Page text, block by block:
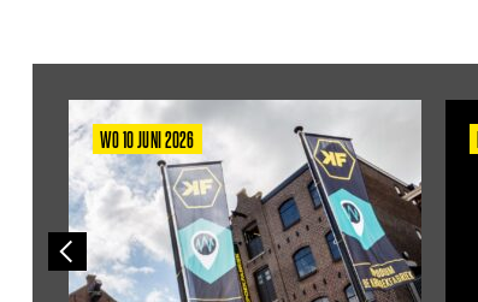
WO 10 JUNI 2026